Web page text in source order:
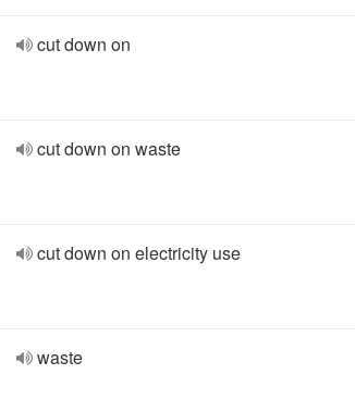
cut down on
cut down on waste
cut down on electricity use
waste